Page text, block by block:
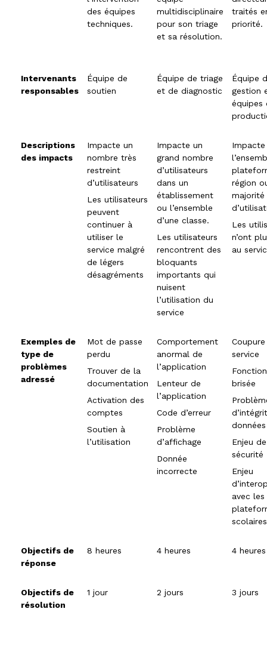
des équipes
techniques.
multidisciplinaire
pour son triage
et sa résolution.
traités
priorité.
Intervenants
responsables
Équipe de
soutien
Équipe de triage
et de diagnostic
Équipe
gestion
équipes
Descriptions
des impacts
Impacte un
nombre très
restreint
d’utilisateurs
Les utilisateurs
peuvent
continuer à
utiliser le
service malgré
de légers
désagréments
Impacte un
grand nombre
d’utilisateurs
dans un
établissement
ou l’ensemble
d’une classe.
Les utilisateurs
rencontrent des
bloquants
importants qui
nuisent
l’utilisation du
service
Impacte
région
majorité
Les
n’ont
au
Exemples de
type de
problèmes
adressé
Mot de passe
perdu
Trouver de la
documentation
Activation des
comptes
Soutien à
l’utilisation
Comportement
anormal de
l’application
Lenteur de
l’application
Code d’erreur
Problème
d’affichage
Donnée
incorrecte
service
brisée
données
Enjeu de
sécurité
Enjeu
avec les
scolaires
Objectifs de
réponse
8 heures 4 heures 4 heures
Objectifs de
résolution
1 jour 2 jours 3 jours